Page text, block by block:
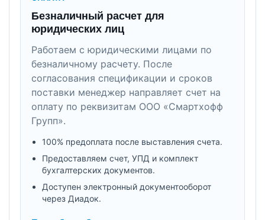
Безналичный расчет для
юридических лиц
Работаем с юридическими лицами по
безналичному расчету. После
согласования спецификации и сроков
поставки менеджер направляет счет на
оплату по реквизитам ООО «Смартхофф
Групп».
100% предоплата после выставления счета.
Предоставляем счет, УПД и комплект
бухгалтерских документов.
Доступен электронный документооборот
через Диадок.